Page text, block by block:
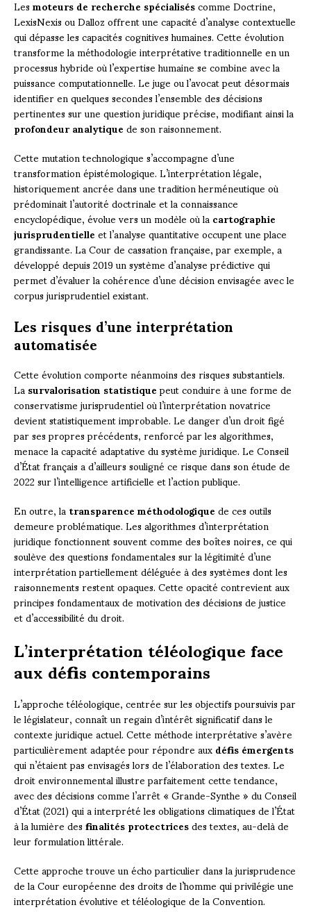
Lesmoteurs de recherche spécialiséscomme Doctrine,
LexisNexis ou Dalloz offrent une capacité d’analyse contextuelle
qui dépasse les capacités cognitives humaines. Cette évolution
transforme la méthodologie interprétative traditionnelle en un
processus hybride où l’expertise humaine se combine avec la
puissance computationnelle. Le juge ou l’avocat peut désormais
identifier en quelques secondes l’ensemble des décisions
pertinentes sur une question juridique précise, modifiant ainsi la
profondeur analytiquede son raisonnement.
Cette mutation technologique s’accompagne d’une
transformation épistémologique. L’interprétation légale,
historiquement ancrée dans une tradition herméneutique où
prédominait l’autorité doctrinale et la connaissance
encyclopédique, évolue vers un modèle où lacartographie
jurisprudentielleet l’analyse quantitative occupent une place
grandissante. La Cour de cassation française, par exemple, a
développé depuis 2019 un système d’analyse prédictive qui
permet d’évaluer la cohérence d’une décision envisagée avec le
corpus jurisprudentiel existant.
Les risques d’une interprétation
automatisée
Cette évolution comporte néanmoins des risques substantiels.
Lasurvalorisation statistiquepeut conduire à une forme de
conservatisme jurisprudentiel où l’interprétation novatrice
devient statistiquement improbable. Le danger d’un droit figé
par ses propres précédents, renforcé par les algorithmes,
menace la capacité adaptative du système juridique. Le Conseil
d’État français a d’ailleurs souligné ce risque dans son étude de
2022 sur l’intelligence artificielle et l’action publique.
En outre, latransparence méthodologiquede ces outils
demeure problématique. Les algorithmes d’interprétation
juridique fonctionnent souvent comme des boîtes noires, ce qui
soulève des questions fondamentales sur la légitimité d’une
interprétation partiellement déléguée à des systèmes dont les
raisonnements restent opaques. Cette opacité contrevient aux
principes fondamentaux de motivation des décisions de justice
et d’accessibilité du droit.
L’interprétation téléologique face
aux défis contemporains
L’approche téléologique, centrée sur les objectifs poursuivis par
le législateur, connaît un regain d’intérêt significatif dans le
contexte juridique actuel. Cette méthode interprétative s’avère
particulièrement adaptée pour répondre auxdéfis émergents
qui n’étaient pas envisagés lors de l’élaboration des textes. Le
droit environnemental illustre parfaitement cette tendance,
avec des décisions comme l’arrêt « Grande-Synthe » du Conseil
d’État (2021) qui a interprété les obligations climatiques de l’État
à la lumière desfinalités protectricesdes textes, au-delà de
leur formulation littérale.
Cette approche trouve un écho particulier dans la jurisprudence
de la Cour européenne des droits de l’homme qui privilégie une
interprétation évolutive et téléologique de la Convention.